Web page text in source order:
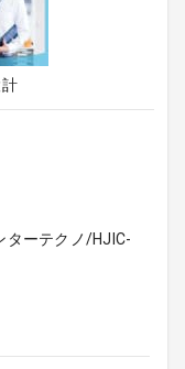
ターテクノ/HJIC-